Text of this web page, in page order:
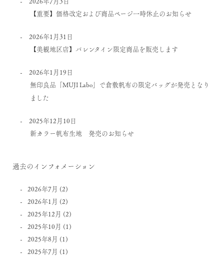
【重要】価格改定および商品ページ一時休止のお知らせ
2026年1月31日
【美観地区店】バレンタイン限定商品を販売します
2026年1月19日
無印良品「MUJI Labo」で倉敷帆布の限定バッグが発売となり
ました
2025年12月10日
新カラー帆布生地 発売のお知らせ
過去のインフォメーション
2026年7月 (2)
2026年1月 (2)
2025年12月 (2)
2025年10月 (1)
2025年8月 (1)
2025年7月 (1)